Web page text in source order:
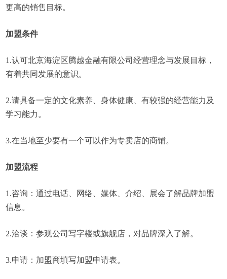
更高的销售目标。
加盟条件
1.认可北京海淀区腾越金融有限公司经营理念与发展目标，
有着共同发展的意识。
2.请具备一定的文化素养、身体健康、有较强的经营能力及
学习能力。
3.在当地至少要有一个可以作为专卖店的商铺。
加盟流程
1.咨询：通过电话、网络、媒体、介绍、展会了解品牌加盟
信息。
2.洽谈：参观公司写字楼或旗舰店，对品牌深入了解。
3.申请：加盟商填写加盟申请表。